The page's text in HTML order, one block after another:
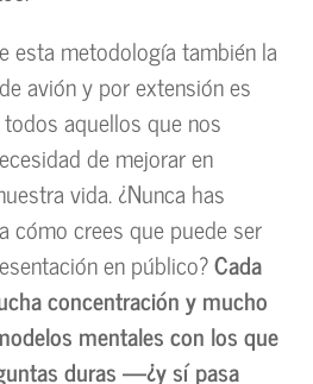
esta metodología también la
avión y por extensión es
aquellos que nos
de mejorar en
vida. ¿Nunca has
cómo crees que puede ser
en público?Cada
concentración y mucho
mentales con los que
duras —¿y sí pasa